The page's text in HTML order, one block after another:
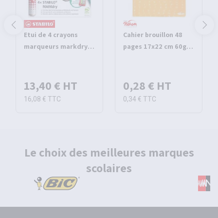
Etui de 4 crayons
marqueurs markdry -
13,40 € HT
16,08 € TTC
Cahier brouillon 48
pages 17x22 cm 60g
0,28 € HT
0,34 € TTC
Le choix des meilleures marques
scolaires